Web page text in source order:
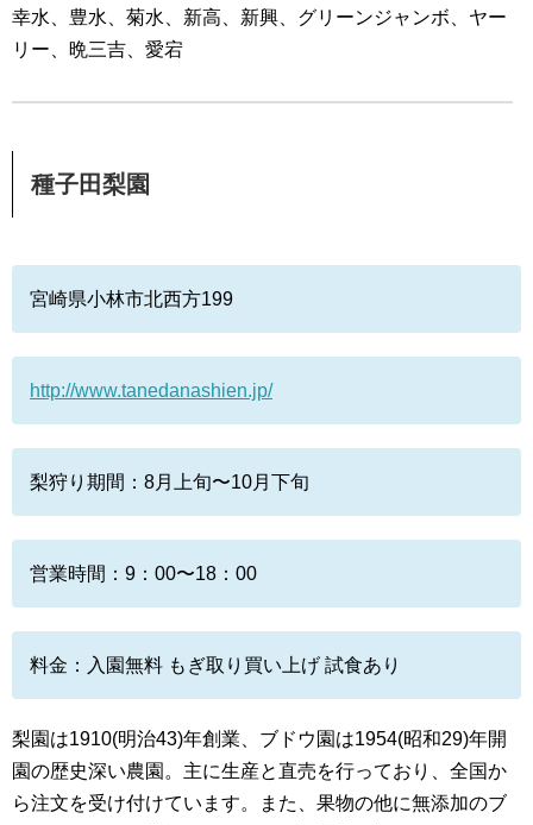
幸水、豊水、菊水、新高、新興、グリーンジャンボ、ヤー
リー、晩三吉、愛宕
種子田梨園
宮崎県小林市北西方199
http://www.tanedanashien.jp/
梨狩り期間：8月上旬〜10月下旬
営業時間：9：00〜18：00
料金：入園無料 もぎ取り買い上げ 試食あり
梨園は1910(明治43)年創業、ブドウ園は1954(昭和29)年開
園の歴史深い農園。主に生産と直売を行っており、全国か
ら注文を受け付けています。また、果物の他に無添加のブ